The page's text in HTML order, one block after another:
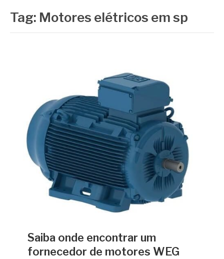
Tag: Motores elétricos em sp
Saiba onde encontrar um
fornecedor de motores WEG